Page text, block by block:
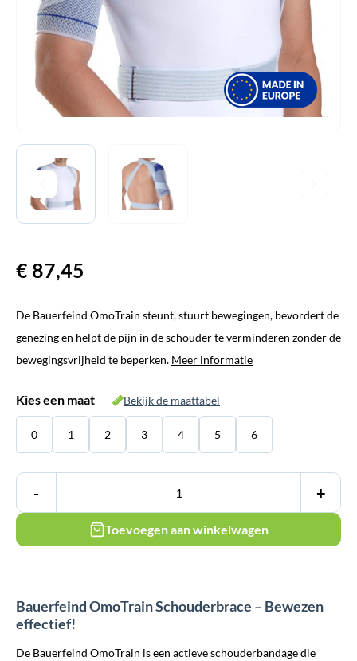
€ 87,45
De Bauerfeind OmoTrain steunt, stuurt bewegingen, bevordert de
genezing en helpt de pijn in de schouder te verminderen zonder de
bewegingsvrijheid te beperken. Meer informatie
Kies een maat Bekijk de maattabel
0 1 2 3 4 5 6
- +
Toevoegen aan winkelwagen
Bauerfeind OmoTrain Schouderbrace – Bewezen
effectief!
De Bauerfeind OmoTrain is een actieve schouderbandage die